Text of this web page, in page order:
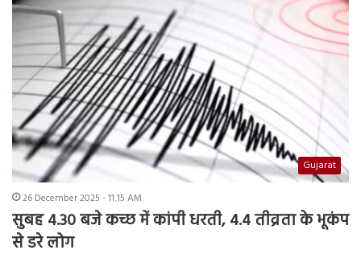
Gujarat
26 December 2025 - 11:15 AM
सुबह 4.30 बजे कच्छ में कांपी धरती, 4.4 तीव्रता के भूकंप
से डरे लोग